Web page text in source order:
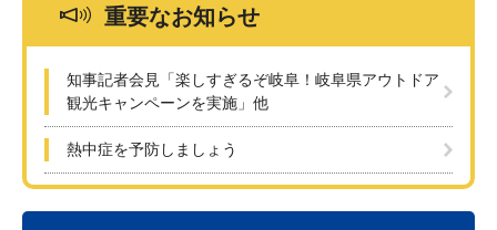
重要なお知らせ
知事記者会見「楽しすぎるぞ岐阜！岐阜県アウトドア
観光キャンペーンを実施」他
熱中症を予防しましょう